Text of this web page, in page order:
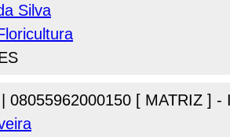
Silva
| 08055962000150 [ MATRIZ ] -